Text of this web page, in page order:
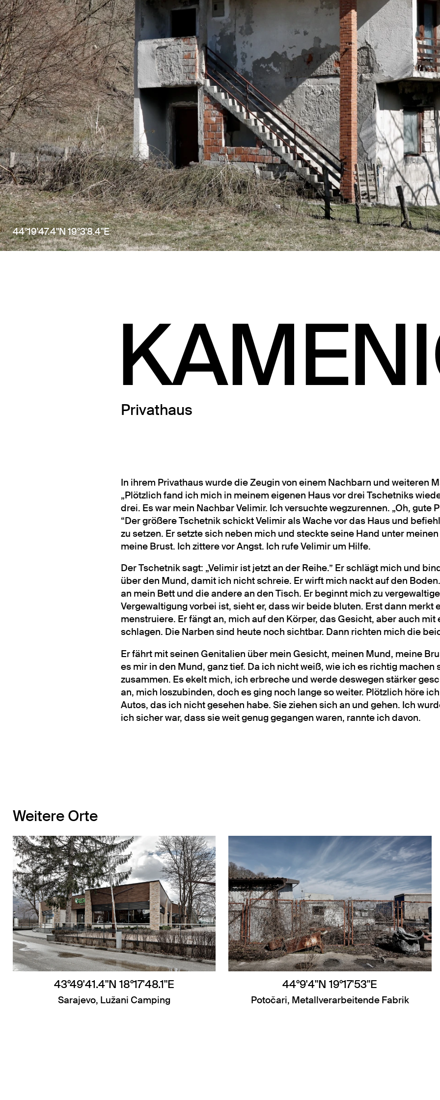
44°19'47.4"N 19°3'8.4"E
Privathaus
In ihrem Privathaus wurde die Zeugin von einem Nachbarn und weiteren
„Plötzlich fand ich mich in meinem eigenen Haus vor drei Tschetniks
drei. Es war mein Nachbar Velimir. Ich versuchte wegzurennen. „Oh, gute
“Der größere Tschetnik schickt Velimir als Wache vor das Haus und
zu setzen. Er setzte sich neben mich und steckte seine Hand unter
meine Brust. Ich zittere vor Angst. Ich rufe Velimir um Hilfe.
Der Tschetnik sagt: „Velimir ist jetzt an der Reihe.” Er schlägt mich und
über den Mund, damit ich nicht schreie. Er wirft mich nackt auf den
an mein Bett und die andere an den Tisch. Er beginnt mich zu
Vergewaltigung vorbei ist, sieht er, dass wir beide bluten. Erst dann merkt
menstruiere. Er fängt an, mich auf den Körper, das Gesicht, aber auch mit
schlagen. Die Narben sind heute noch sichtbar. Dann richten mich die
Er fährt mit seinen Genitalien über mein Gesicht, meinen Mund, meine
es mir in den Mund, ganz tief. Da ich nicht weiß, wie ich es richtig machen
zusammen. Es ekelt mich, ich erbreche und werde deswegen stärker
an, mich loszubinden, doch es ging noch lange so weiter. Plötzlich höre
Autos, das ich nicht gesehen habe. Sie ziehen sich an und gehen. Ich
ich sicher war, dass sie weit genug gegangen waren, rannte ich davon.
Weitere Orte
43°49'41.4"N 18°17'48.1"E
Sarajevo, Lužani Camping
44°9'4"N 19°17'53"E
Potočari, Metallverarbeitende Fabrik